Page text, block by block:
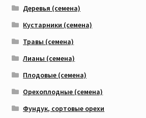
Деревья (семена)
Кустарники (семена)
Травы (семена)
Лианы (семена)
Плодовые (семена)
Орехоплодные (семена)
Фундук, сортовые орехи